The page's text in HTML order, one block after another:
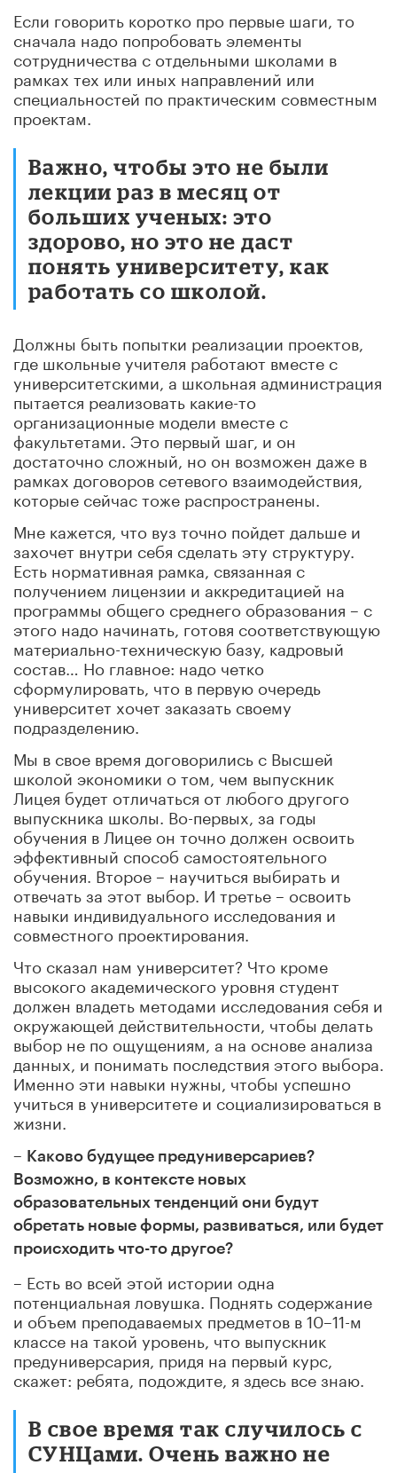
Если говорить коротко про первые шаги, то
сначала надо попробовать элементы
сотрудничества с отдельными школами в
рамках тех или иных направлений или
специальностей по практическим совместным
проектам.
Важно, чтобы это не были
лекции раз в месяц от
больших ученых: это
здорово, но это не даст
понять университету, как
работать со школой.
Должны быть попытки реализации проектов,
где школьные учителя работают вместе с
университетскими, а школьная администрация
пытается реализовать какие-то
организационные модели вместе с
факультетами. Это первый шаг, и он
достаточно сложный, но он возможен даже в
рамках договоров сетевого взаимодействия,
которые сейчас тоже распространены.
Мне кажется, что вуз точно пойдет дальше и
захочет внутри себя сделать эту структуру.
Есть нормативная рамка, связанная с
получением лицензии и аккредитацией на
программы общего среднего образования – с
этого надо начинать, готовя соответствующую
материально-техническую базу, кадровый
состав… Но главное: надо четко
сформулировать, что в первую очередь
университет хочет заказать своему
подразделению.
Мы в свое время договорились с Высшей
школой экономики о том, чем выпускник
Лицея будет отличаться от любого другого
выпускника школы. Во-первых, за годы
обучения в Лицее он точно должен освоить
эффективный способ самостоятельного
обучения. Второе – научиться выбирать и
отвечать за этот выбор. И третье – освоить
навыки индивидуального исследования и
совместного проектирования.
Что сказал нам университет? Что кроме
высокого академического уровня студент
должен владеть методами исследования себя и
окружающей действительности, чтобы делать
выбор не по ощущениям, а на основе анализа
данных, и понимать последствия этого выбора.
Именно эти навыки нужны, чтобы успешно
учиться в университете и социализироваться в
жизни.
– Каково будущее предуниверсариев?
Возможно, в контексте новых
образовательных тенденций они будут
обретать новые формы, развиваться, или будет
происходить что-то другое?
– Есть во всей этой истории одна
потенциальная ловушка. Поднять содержание
и объем преподаваемых предметов в 10–11-м
классе на такой уровень, что выпускник
предуниверсария, придя на первый курс,
скажет: ребята, подождите, я здесь все знаю.
В свое время так случилось с
СУНЦами. Очень важно не